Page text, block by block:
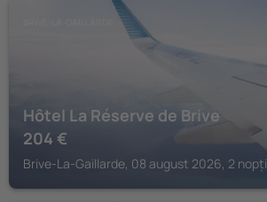
Hôtel La Réserve de Brive
204 €
Brive-La-Gaillarde, 08 august 2026, 2 nopți